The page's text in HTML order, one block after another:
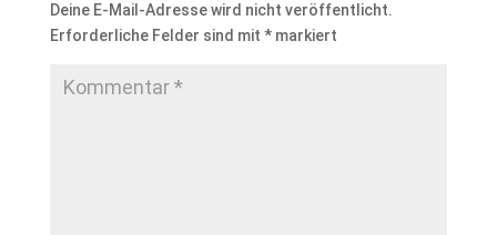
Deine E-Mail-Adresse wird nicht veröffentlicht.
Erforderliche Felder sind mit *markiert